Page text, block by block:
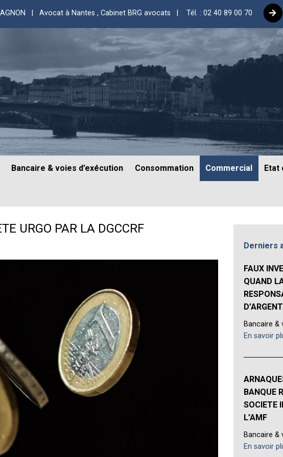
| Avocat à Nantes , Cabinet BRG avocats | Tél. : 02 40 89 00 70
Bancaire & voies d’exécution Consommation Commercial Etat
URGO PAR LA DGCCRF
Derniers
FAUX
QUAND
Bancaire &
En savoir
BANQUE
SOCIETE
L’AMF
Bancaire &
En savoir